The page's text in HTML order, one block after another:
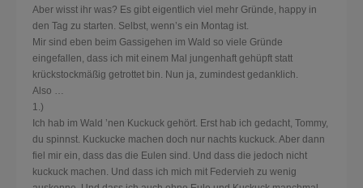
Aber wisst ihr was? Es gibt eigentlich viel mehr Gründe, happy in
den Tag zu starten. Selbst, wenn’s ein Montag ist.
Mir sind eben beim Gassigehen im Wald so viele Gründe
eingefallen, dass ich mit einem Mal jungenhaft gehüpft statt
krückstockmäßig getrottet bin. Nun ja, zumindest gedanklich.
Also …
1.)
Ich hab im Wald ’nen Kuckuck gehört. Erst hab ich gedacht, Tommy,
du spinnst. Kuckucke machen doch nur nachts kuckuck. Aber dann
fiel mir ein, dass das die Eulen sind. Und dass die jedoch nicht
kuckuck machen. Und dass ich mich mit Federvieh zu wenig